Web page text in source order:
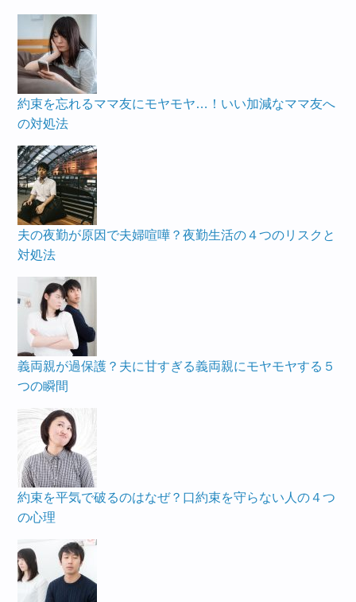
約束を忘れるママ友にモヤモヤ…！いい加減なママ友へ
の対処法
夫の夜勤が原因で夫婦喧嘩？夜勤生活の４つのリスクと
対処法
義両親が過保護？夫に甘すぎる義両親にモヤモヤする５
つの瞬間
約束を平気で破るのはなぜ？口約束を守らない人の４つ
の心理